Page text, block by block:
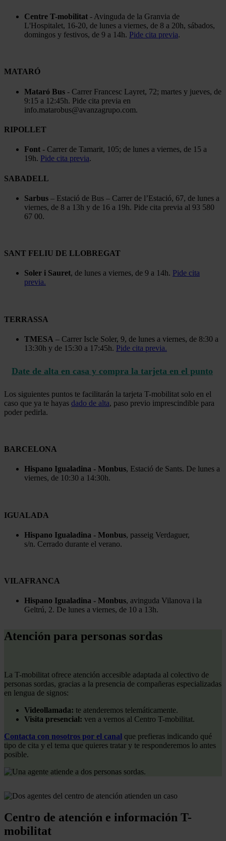
Centre T-mobilitat - Avinguda de la Granvia de
L'Hospitalet, 16-20, de lunes a viernes, de 8 a 20h, sábados,
domingos y festivos, de 9 a 14h. Pide cita previa.
MATARÓ
Mataró Bus - Carrer Francesc Layret, 72; martes y jueves, de
9:15 a 12:45h. Pide cita previa en
info.matarobus@avanzagrupo.com.
RIPOLLET
Font - Carrer de Tamarit, 105; de lunes a viernes, de 15 a
19h. Pide cita previa.
SABADELL
Sarbus – Estació de Bus – Carrer de l’Estació, 67, de lunes a
viernes, de 8 a 13h y de 16 a 19h. Pide cita previa al 93 580
67 00.
SANT FELIU DE LLOBREGAT
Soler i Sauret, de lunes a viernes, de 9 a 14h. Pide cita
previa.
TERRASSA
TMESA – Carrer Iscle Soler, 9, de lunes a viernes, de 8:30 a
13:30h y de 15:30 a 17:45h. Pide cita previa.
Date de alta en casa y compra la tarjeta en el punto
Los siguientes puntos te facilitarán la tarjeta T-mobilitat solo en el
caso que ya te hayas dado de alta, paso previo imprescindible para
poder pedirla.
BARCELONA
Hispano Igualadina - Monbus, Estació de Sants. De lunes a
viernes, de 10:30 a 14:30h.
IGUALADA
Hispano Igualadina - Monbus, passeig Verdaguer,
s/n. Cerrado durante el verano.
VILAFRANCA
Hispano Igualadina - Monbus, avinguda Vilanova i la
Geltrú, 2. De lunes a viernes, de 10 a 13h.
Atención para personas sordas
La T-mobilitat ofrece atención accesible adaptada al colectivo de
personas sordas, gracias a la presencia de compañeras especializadas
en lengua de signos:
Videollamada: te atenderemos telemáticamente.
Visita presencial: ven a vernos al Centro T-mobilitat.
Contacta con nosotros por el canal que prefieras indicando qué
tipo de cita y el tema que quieres tratar y te responderemos lo antes
posible.
Centro de atención e información T-
mobilitat